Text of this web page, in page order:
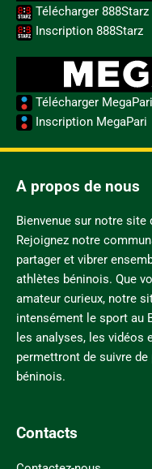
Télécharger 888Starz
Inscription 888Starz
Télécharger MegaPari
Inscription MegaPari
A propos de nous
Bienvenue sur notre site
Rejoignez notre
partager et vibrer
athlètes béninois. Que
amateur curieux, notre
intensément le sport au
les analyses, les vidéos
permettront de suivre de
béninois.
Contacts